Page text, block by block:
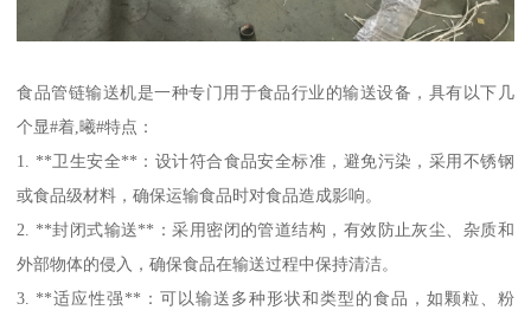
食品管链输送机是一种专门用于食品行业的输送设备，具有以下几
个显#着,曦#特点：
1. **卫生安全**：设计符合食品安全标准，避免污染，采用不锈钢
或食品级材料，确保运输食品时对食品造成影响。
2. **封闭式输送**：采用密闭的管道结构，有效防止灰尘、杂质和
外部物体的侵入，确保食品在输送过程中保持清洁。
3. **适应性强**：可以输送多种形状和类型的食品，如颗粒、粉